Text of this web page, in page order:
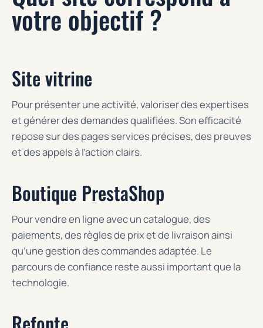
votre objectif ?
Site vitrine
Pour présenter une activité, valoriser des expertises
et générer des demandes qualifiées. Son efficacité
repose sur des pages services précises, des preuves
et des appels à l’action clairs.
Boutique PrestaShop
Pour vendre en ligne avec un catalogue, des
paiements, des règles de prix et de livraison ainsi
qu’une gestion des commandes adaptée. Le
parcours de confiance reste aussi important que la
technologie.